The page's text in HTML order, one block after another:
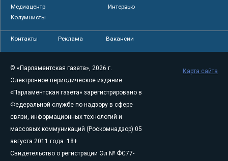
Медиацентр
Интервью
Колумнисты
Контакты Реклама Вакансии
© «Парламентская газета», 2026 г.
Электронное периодическое издание
«Парламентская газета» зарегистрировано в
Федеральной службе по надзору в сфере
связи, информационных технологий и
массовых коммуникаций (Роскомнадзор) 05
августа 2011 года. 18+
Свидетельство о регистрации Эл № ФС77-
Карта сайта